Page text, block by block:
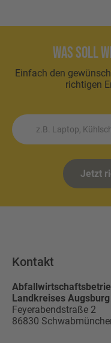
Was soll
Einfach den
richtigen
Jetzt
Kontakt
Landkreises Augsburg
Feyerabendstraße 2
86830